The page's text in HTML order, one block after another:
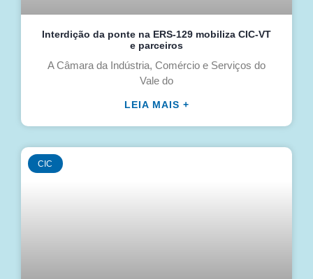
Interdição da ponte na ERS-129 mobiliza CIC-VT
e parceiros
A Câmara da Indústria, Comércio e Serviços do
Vale do
LEIA MAIS +
CIC